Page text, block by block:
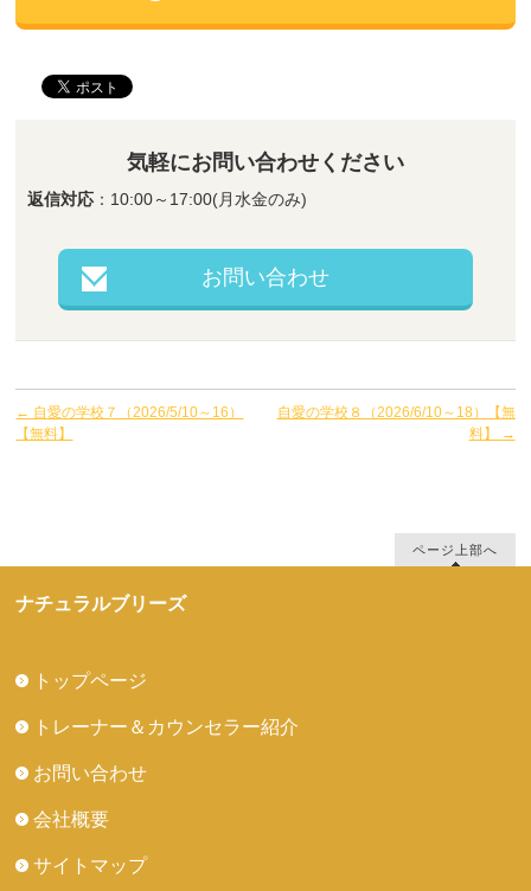
気軽にお問い合わせください
返信対応 ：10:00～17:00(月水金のみ)
お問い合わせ
← 自愛の学校７（2026/5/10～16）
【無料】
自愛の学校８（2026/6/10～18）【無
料】
→
ページ上部へ
ナチュラルブリーズ
トップページ
トレーナー＆カウンセラー紹介
お問い合わせ
会社概要
サイトマップ